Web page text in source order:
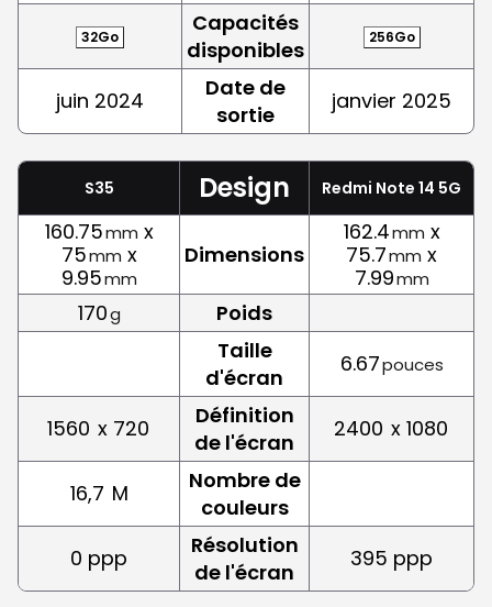
32Go
Capacités
disponibles
256Go
juin 2024
Date de
sortie
janvier 2025
S35 Design Redmi Note 14 5G
160.75mm x
75mm x
9.95mm
Dimensions
162.4mm x
75.7mm x
7.99mm
170g
Poids
Taille
d'écran
6.67pouces
1560 x 720
Définition
de l'écran
2400 x 1080
16,7 M
Nombre de
couleurs
0 ppp
Résolution
de l'écran
395 ppp